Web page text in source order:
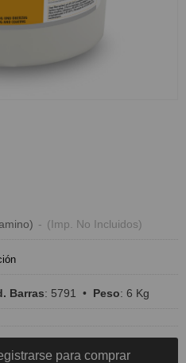
- (Imp. No Incluidos)
Barras: 5791 • Peso: 6 Kg
para comprar